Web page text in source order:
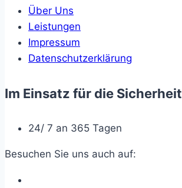
Über Uns
Leistungen
Impressum
Datenschutzerklärung
Im Einsatz für die Sicherheit
24/ 7 an 365 Tagen
Besuchen Sie uns auch auf: